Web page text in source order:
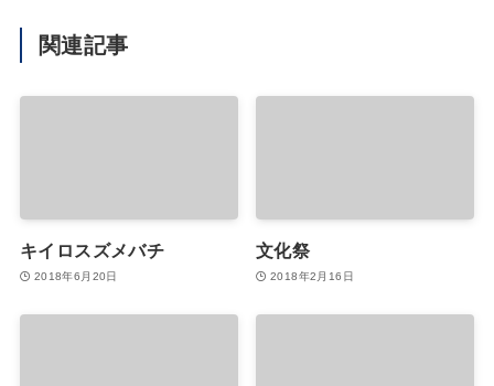
関連記事
キイロスズメバチ
2018年6月20日
文化祭
2018年2月16日